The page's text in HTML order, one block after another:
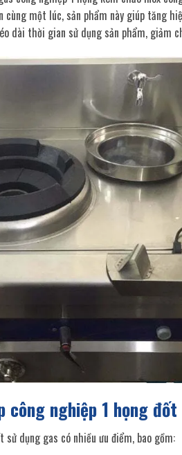
cùng một lúc, sản phẩm này giúp tăng
dài thời gian sử dụng sản phẩm, giảm
công nghiệp 1 họng
sử dụng gas có nhiều ưu điểm, bao gồm: